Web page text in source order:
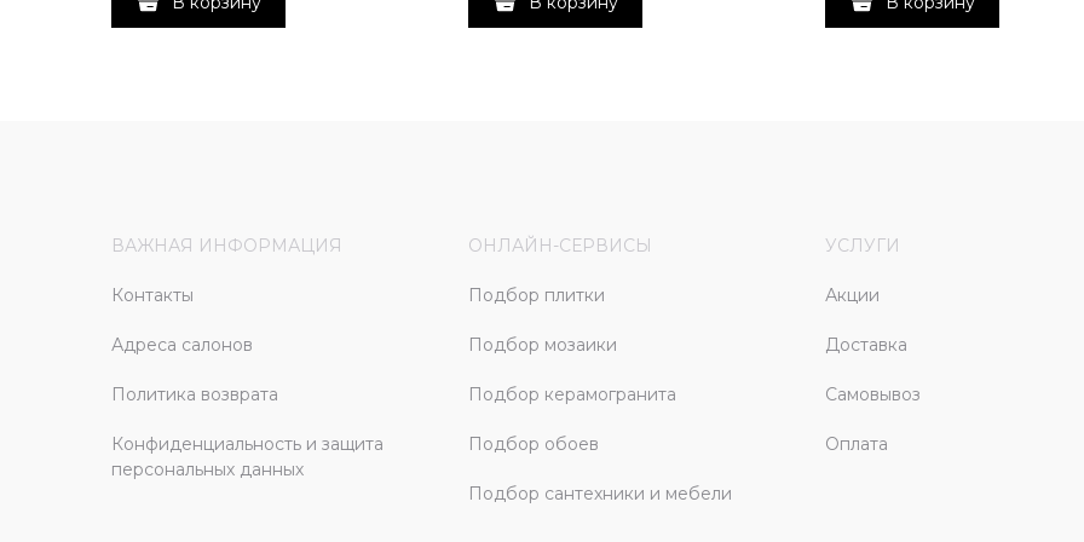
ВАЖНАЯ ИНФОРМАЦИЯ
Контакты
Адреса салонов
Политика возврата
Конфиденциальность и защита
персональных данных
ОНЛАЙН-СЕРВИСЫ
Подбор плитки
Подбор мозаики
Подбор керамогранита
Подбор обоев
Подбор сантехники и мебели
УСЛУГИ
Акции
Доставка
Самовывоз
Оплата